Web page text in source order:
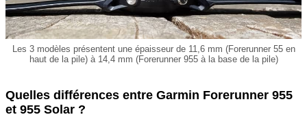
Les 3 modèles présentent une épaisseur de 11,6 mm (Forerunner 55 en
haut de la pile) à 14,4 mm (Forerunner 955 à la base de la pile)
Quelles différences entre Garmin Forerunner 955
et 955 Solar ?